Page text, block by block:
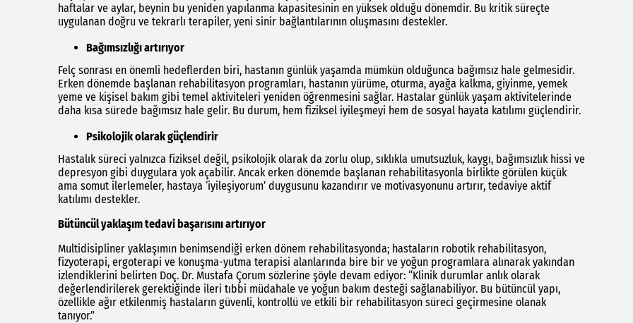
haftalar ve aylar, beynin bu yeniden yapılanma kapasitesinin en yüksek olduğu dönemdir. Bu kritik süreçte
uygulanan doğru ve tekrarlı terapiler, yeni sinir bağlantılarının oluşmasını destekler.
Bağımsızlığı artırıyor
Felç sonrası en önemli hedeflerden biri, hastanın günlük yaşamda mümkün olduğunca bağımsız hale gelmesidir.
Erken dönemde başlanan rehabilitasyon programları, hastanın yürüme, oturma, ayağa kalkma, giyinme, yemek
yeme ve kişisel bakım gibi temel aktiviteleri yeniden öğrenmesini sağlar. Hastalar günlük yaşam aktivitelerinde
daha kısa sürede bağımsız hale gelir. Bu durum, hem fiziksel iyileşmeyi hem de sosyal hayata katılımı güçlendirir.
Psikolojik olarak güçlendirir
Hastalık süreci yalnızca fiziksel değil, psikolojik olarak da zorlu olup, sıklıkla umutsuzluk, kaygı, bağımsızlık hissi ve
depresyon gibi duygulara yok açabilir. Ancak erken dönemde başlanan rehabilitasyonla birlikte görülen küçük
ama somut ilerlemeler, hastaya ‘iyileşiyorum’ duygusunu kazandırır ve motivasyonunu artırır, tedaviye aktif
katılımı destekler.
Bütüncül yaklaşım tedavi başarısını artırıyor
Multidisipliner yaklaşımın benimsendiği erken dönem rehabilitasyonda; hastaların robotik rehabilitasyon,
fizyoterapi, ergoterapi ve konuşma-yutma terapisi alanlarında bire bir ve yoğun programlara alınarak yakından
izlendiklerini belirten Doç. Dr. Mustafa Çorum sözlerine şöyle devam ediyor: “Klinik durumlar anlık olarak
değerlendirilerek gerektiğinde ileri tıbbi müdahale ve yoğun bakım desteği sağlanabiliyor. Bu bütüncül yapı,
özellikle ağır etkilenmiş hastaların güvenli, kontrollü ve etkili bir rehabilitasyon süreci geçirmesine olanak
tanıyor.”